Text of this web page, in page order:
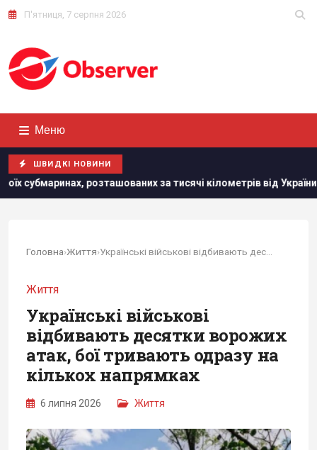
П'ятниця, 7 серпня 2026
Меню
ШВИДКІ НОВИНИ
за тисячі кілометрів від України РЕБ не замінить
Головна›Життя›
Життя
Українські військові
відбивають десятки ворожих
атак, бої тривають одразу на
кількох напрямках
6 липня 2026 Життя